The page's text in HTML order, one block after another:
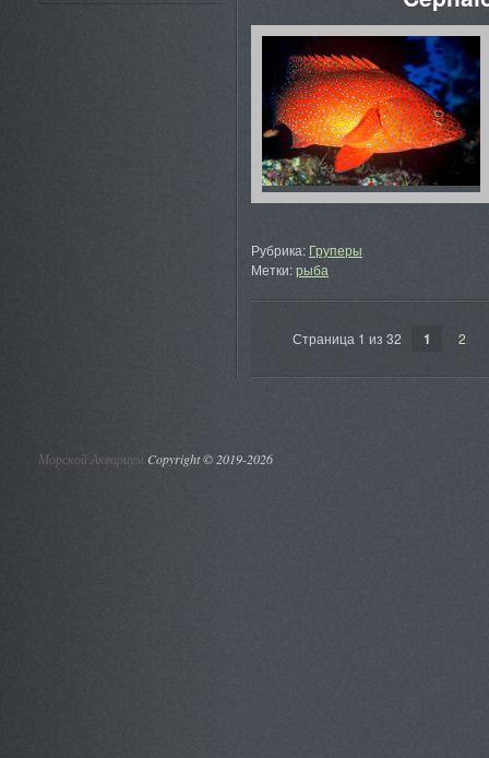
Рубрика: Груперы
Метки:рыба
Страница 1 из 32 1 2
Морской Аквариум Copyright © 2019-2026